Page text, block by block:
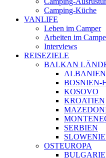
Camping-Küche
VANLIFE
Leben im Camper
Arbeiten im
Interviews
REISEZIELE
BALKAN
ALBANIEN
BOSNIEN-
KOSOVO
KROATIEN
SERBIEN
OSTEUROPA